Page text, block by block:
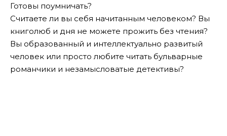
Готовы поумничать?
Считаете ли вы себя начитанным человеком? Вы
книголюб и дня не можете прожить без чтения?
Вы образованный и интеллектуально развитый
человек или просто любите читать бульварные
романчики и незамысловатые детективы?